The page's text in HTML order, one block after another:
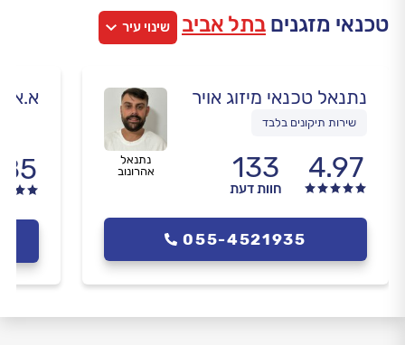
טכנאי מזגנים בתל אביב שינוי עיר
נתנאל טכנאי מיזוג אויר
שירות תיקונים בלבד
4.97
133
חוות דעת
נתנאל
אהרונוב
055-4521935
א.א.